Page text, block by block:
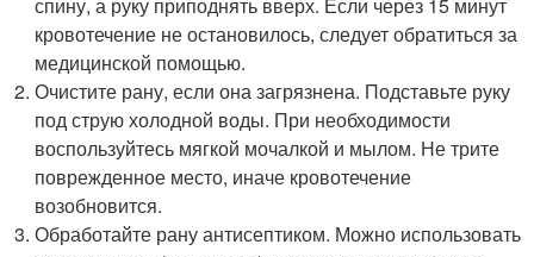
кровотечение не остановилось, следует обратиться за
медицинской помощью.
Очистите рану, если она загрязнена. Подставьте руку
под струю холодной воды. При необходимости
воспользуйтесь мягкой мочалкой и мылом. Не трите
поврежденное место, иначе кровотечение
возобновится.
Обработайте рану антисептиком. Можно использовать